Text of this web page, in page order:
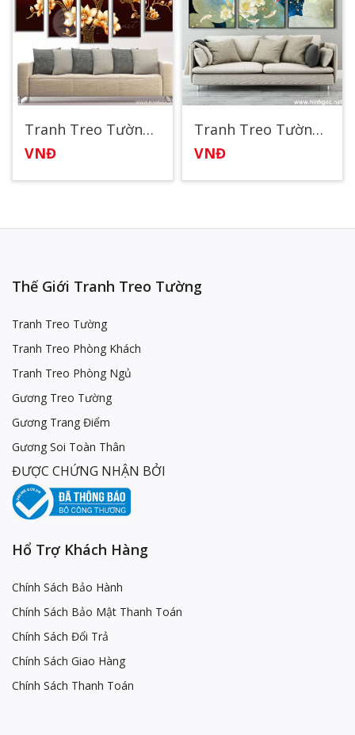
Tranh Treo Tường Hoa Đẹp
VNĐ
Tranh Treo Tường Cửu Ngư Quần Hội
VNĐ
Thế Giới Tranh Treo Tường
Tranh Treo Tường
Tranh Treo Phòng Khách
Tranh Treo Phòng Ngủ
Gương Treo Tường
Gương Trang Điểm
Gương Soi Toàn Thân
ĐƯỢC CHỨNG NHẬN BỞI
Hổ Trợ Khách Hàng
Chính Sách Bảo Hành
Chính Sách Bảo Mật Thanh Toán
Chính Sách Đổi Trả
Chính Sách Giao Hàng
Chính Sách Thanh Toán